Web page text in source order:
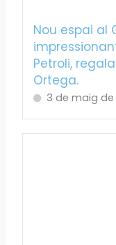
Nou espai al
Petroli,
Ortega.
3 de maig de